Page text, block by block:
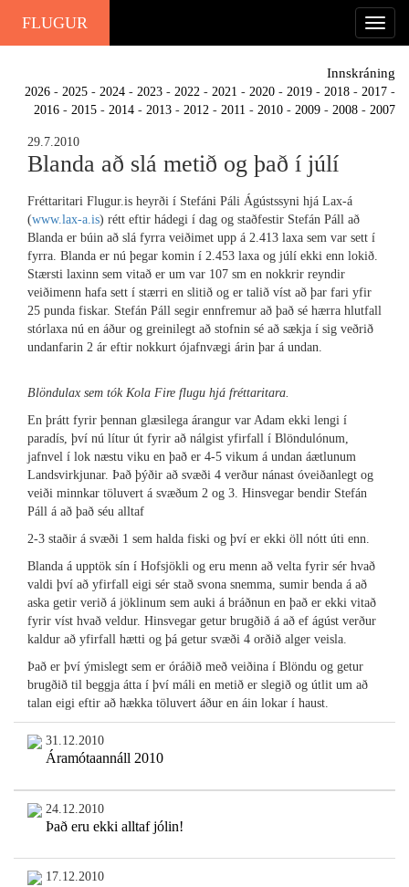
FLUGUR
Innskráning
2026 - 2025 - 2024 - 2023 - 2022 - 2021 - 2020 - 2019 - 2018 - 2017 -
2016 - 2015 - 2014 - 2013 - 2012 - 2011 - 2010 - 2009 - 2008 - 2007
29.7.2010
Blanda að slá metið og það í júlí
Fréttaritari Flugur.is heyrði í Stefáni Páli Ágústssyni hjá Lax-á
(www.lax-a.is) rétt eftir hádegi í dag og staðfestir Stefán Páll að
Blanda er búin að slá fyrra veiðimet upp á 2.413 laxa sem var sett í
fyrra. Blanda er nú þegar komin í 2.453 laxa og júlí ekki enn lokið.
Stærsti laxinn sem vitað er um var 107 sm en nokkrir reyndir
veiðimenn hafa sett í stærri en slitið og er talið víst að þar fari yfir
25 punda fiskar. Stefán Páll segir ennfremur að það sé hærra hlutfall
stórlaxa nú en áður og greinilegt að stofnin sé að sækja í sig veðrið
undanfarin 2 ár eftir nokkurt ójafnvægi árin þar á undan.
Blöndulax sem tók Kola Fire flugu hjá fréttaritara.
En þrátt fyrir þennan glæsilega árangur var Adam ekki lengi í
paradís, því nú lítur út fyrir að nálgist yfirfall í Blöndulónum,
jafnvel í lok næstu viku en það er 4-5 vikum á undan áætlunum
Landsvirkjunar. Það þýðir að svæði 4 verður nánast óveiðanlegt og
veiði minnkar töluvert á svæðum 2 og 3. Hinsvegar bendir Stefán
Páll á að það séu alltaf
2-3 staðir á svæði 1 sem halda fiski og því er ekki öll nótt úti enn.
Blanda á upptök sín í Hofsjökli og eru menn að velta fyrir sér hvað
valdi því að yfirfall eigi sér stað svona snemma, sumir benda á að
aska getir verið á jöklinum sem auki á bráðnun en það er ekki vitað
fyrir víst hvað veldur. Hinsvegar getur brugðið á að ef ágúst verður
kaldur að yfirfall hætti og þá getur svæði 4 orðið alger veisla.
Það er því ýmislegt sem er óráðið með veiðina í Blöndu og getur
brugðið til beggja átta í því máli en metið er slegið og útlit um að
talan eigi eftir að hækka töluvert áður en áin lokar í haust.
31.12.2010
Áramótaannáll 2010
24.12.2010
Það eru ekki alltaf jólin!
17.12.2010